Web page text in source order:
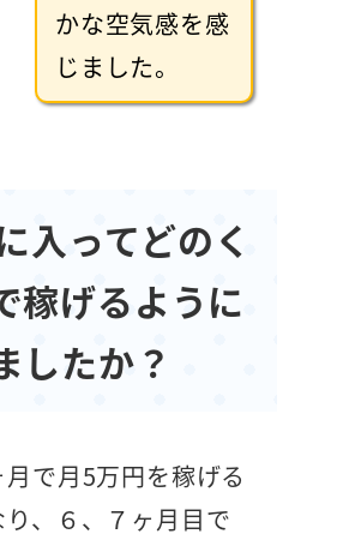
かな空気感を感
じました。
入ってどのく
稼げるように
したか？
月で月5万円を稼げる
り、６、７ヶ月目で